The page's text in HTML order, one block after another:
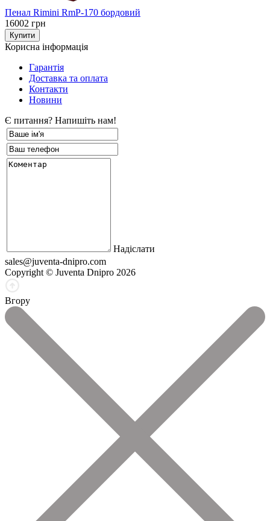
Пенал Rimini RmP-170 бордовий
16002 грн
Корисна інформація
Гарантія
Доставка та оплата
Контакти
Новини
Є питання? Напишіть нам!
Надіслати
sales@juventa-dnipro.com
Copyright © Juventa Dnipro 2026
Вгору